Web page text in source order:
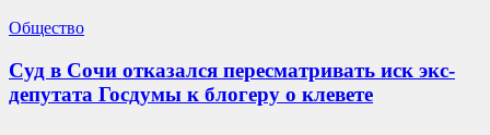
Общество
Суд в Сочи отказался пересматривать иск экс-
депутата Госдумы к блогеру о клевете